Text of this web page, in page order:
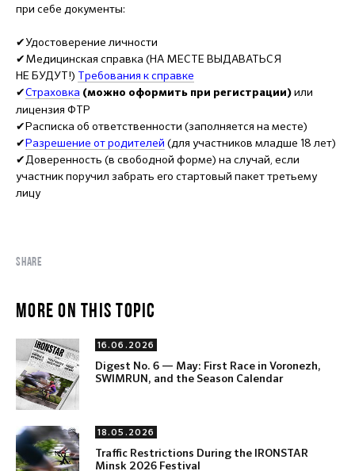
при себе документы:
✔Удостоверение личности
✔Медицинская справка (НА МЕСТЕ ВЫДАВАТЬСЯ
НЕ БУДУТ!) Требования к справке
✔Страховка (можно оформить при регистрации) или
лицензия ФТР
✔Расписка об ответственности (заполняется на месте)
✔Разрешение от родителей (для участников младше 18 лет)
✔Доверенность (в свободной форме) на случай, если
участник поручил забрать его стартовый пакет третьему
лицу
SHARE
MORE ON THIS TOPIC
16.06.2026
Digest No. 6 — May: First Race in Voronezh,
SWIMRUN, and the Season Calendar
18.05.2026
Traffic Restrictions During the IRONSTAR
Minsk 2026 Festival